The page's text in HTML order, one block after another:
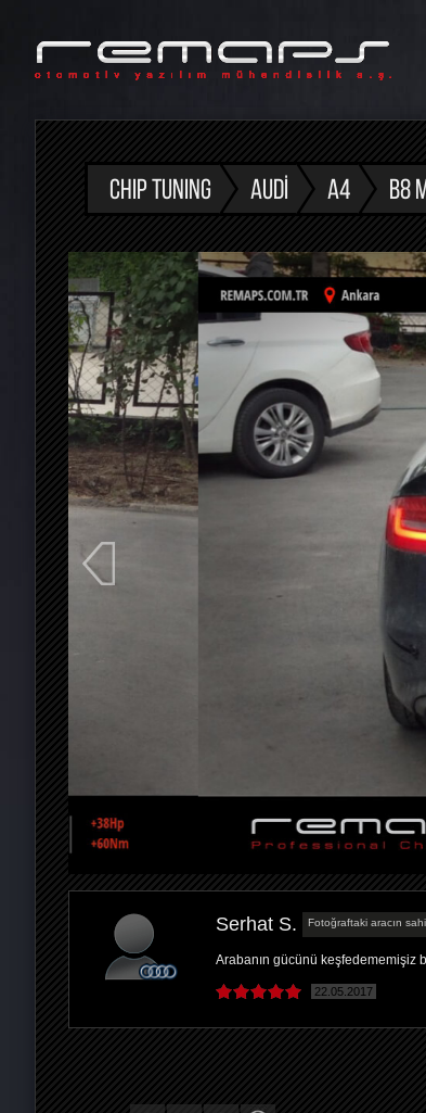
CHIP TUNING AUDI A4 B8
Serhat S. Fotoğraftaki aracın
Arabanın gücünü keşfedememişiz
22.05.2017